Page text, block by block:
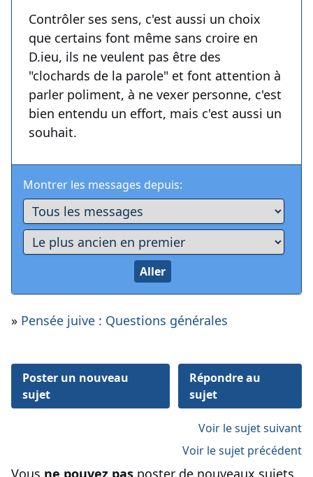
Contrôler ses sens, c'est aussi un choix
que certains font même sans croire en
D.ieu, ils ne veulent pas être des
"clochards de la parole" et font attention à
parler poliment, à ne vexer personne, c'est
bien entendu un effort, mais c'est aussi un
souhait.
Montrer les messages depuis:
» Pensée juive : Questions générales
Poster un nouveau
sujet
Répondre au
sujet
Voir le sujet suivant
Voir le sujet précédent
Vous ne pouvez pas poster de nouveaux sujets